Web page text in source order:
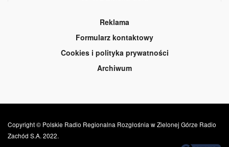
Reklama
Formularz kontaktowy
Cookies i polityka prywatności
Archiwum
Copyright © Polskie Radio Regionalna Rozgłośnia w Zielonej Górze Radio
Zachód S.A. 2022.